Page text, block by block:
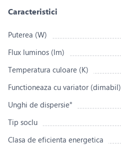
Caracteristici
Puterea (W)
Flux luminos (lm)
Temperatura culoare (K)
Functioneaza cu variator (dimabil)
Unghi de dispersie°
Tip soclu
Clasa de eficienta energetica